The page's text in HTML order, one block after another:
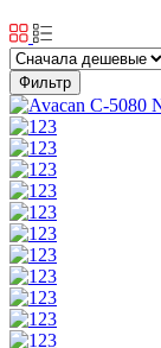
Фильтр